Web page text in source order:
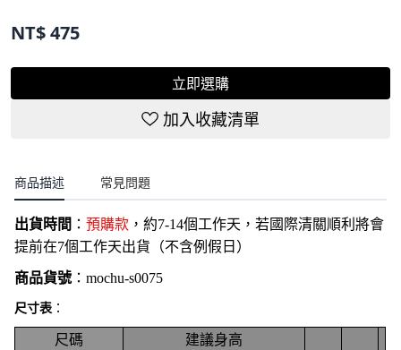
NT$475
立即選購
加入收藏清單
商品描述 常見問題
出貨時間 ： 預購款 ，約7-14個工作天，若國際清關順利將會
提前在7個工作天出貨（不含例假日）
商品貨號： mochu-s0075
尺寸表 ：
尺碼
建議身高